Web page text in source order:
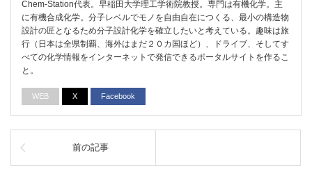
Chem-Station代表。早稲田大学理工学術院教授。専門は有機化学。主
に有機合成化学。分子レベルでモノを自由自在につくる、最小の構造物
設計の匠となるため分子設計化学を確立したいと考えている。趣味は旅
行（日本は全県制覇、海外はまだ２０カ国ほど）、ドライブ、そしてす
べての化学情報をインターネットで発信できるポータルサイトを作るこ
と。
WEB X Facebook
前の記事